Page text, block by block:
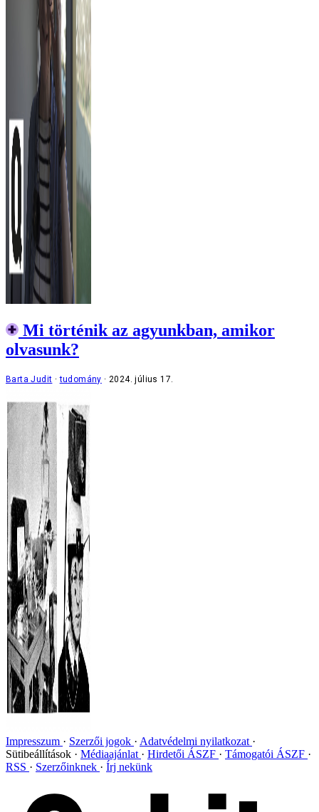
Mi történik az agyunkban, amikor
olvasunk?
Barta Judit tudomány 2024. július 17.
Impresszum Szerzői jogok
Adatvédelmi nyilatkozat
Sütibeállítások
Médiaajánlat Hirdetői ÁSZF
Támogatói ÁSZF
RSS
Szerzőinknek Írj nekünk